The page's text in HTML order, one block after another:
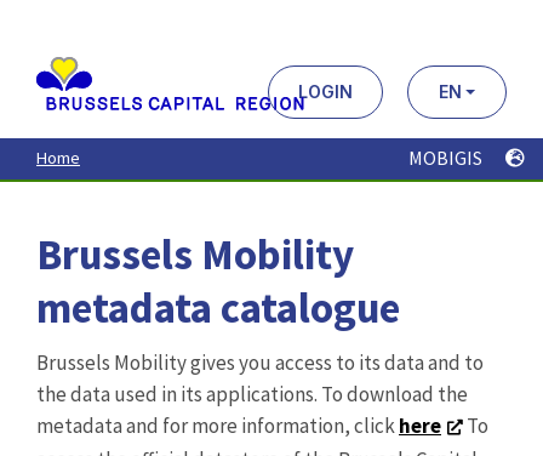
contenu
principal
LOGIN EN
Home MOBIGIS
Brussels Mobility
metadata catalogue
Brussels Mobility gives you access to its data and to
the data used in its applications. To download the
metadata and for more information, clickhere
To